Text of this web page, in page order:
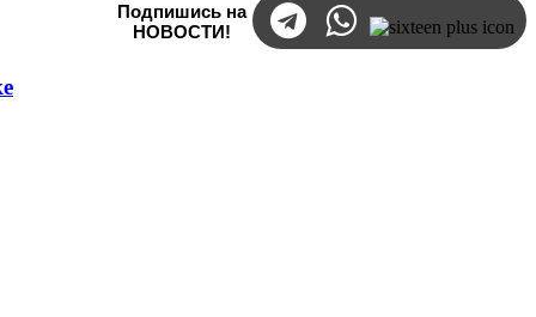
Подпишись на
НОВОСТИ!